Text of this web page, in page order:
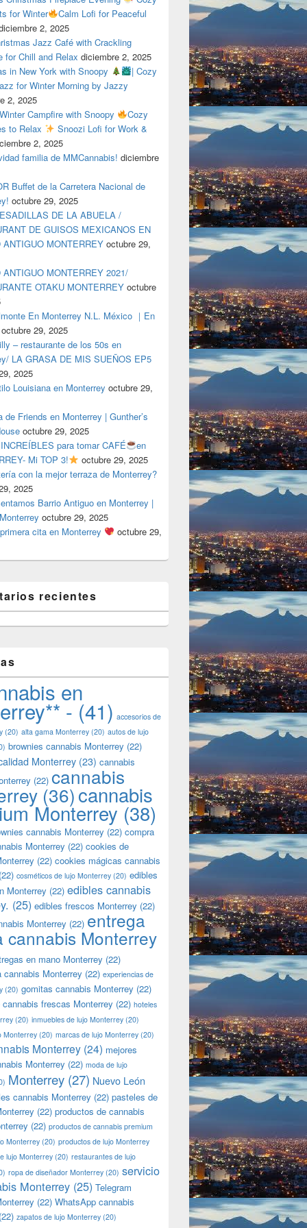
for Winter
Calm Lofi for Peaceful
2, 2025
Jazz Café with Crackling
for Chill and Relax diciembre 2, 2025
in New York with Snoopy
| Cozy
for Winter Morning by Jazzy
2, 2025
Campfire with Snoopy
Cozy
to Relax
Snoozi Lofi for Work &
2, 2025
familia de MMCannabis! diciembre
Buffet de la Carretera Nacional de
octubre 29, 2025
DE LA ABUELA /
DE GUISOS MEXICANOS EN
ANTIGUO MONTERREY octubre 29,
ANTIGUO MONTERREY 2021/
OTAKU MONTERREY octubre
En Monterrey N.L. México ｜En
octubre 29, 2025
– restaurante de los 50s en
LA GRASA DE MIS SUEÑOS EP5
2025
Louisiana en Monterrey octubre 29,
de Friends en Monterrey | Gunther’s
octubre 29, 2025
para tomar CAFÉ
en
Mi TOP 3!
octubre 29, 2025
con la mejor terraza de Monterrey?
2025
Barrio Antiguo en Monterrey |
octubre 29, 2025
cita en Monterrey
octubre 29,
recientes
en
- (41) accesorios de
(20) alta gama Monterrey (20) autos de lujo
brownies cannabis Monterrey (22)
Monterrey (23) cannabis
(22) cannabis
(36)cannabis
Monterrey (38)
cannabis Monterrey (22) compra
Monterrey (22) cookies de
(22) cookies mágicas cannabis
(22) cosméticos de lujo Monterrey (20) edibles
Monterrey (22) edibles cannabis
(25) edibles frescos Monterrey (22)
Monterrey (22) entrega
cannabis Monterrey
en mano Monterrey (22)
cannabis Monterrey (22) experiencias de
(20) gomitas cannabis Monterrey (22)
frescas Monterrey (22) hoteles
(20) inmuebles de lujo Monterrey (20)
Monterrey (20) marcas de lujo Monterrey (20)
Monterrey (24) mejores
Monterrey (22) moda de lujo
Monterrey (27) Nuevo León
cannabis Monterrey (22) pasteles de
(22) productos de cannabis
(22) productos de cannabis premium
Monterrey(20) productos de lujo Monterrey
lujo Monterrey (20) restaurantes de lujo
ropa de diseñador Monterrey (20) servicio
Monterrey (25) Telegram
(22) WhatsApp cannabis
(22) zapatos de lujo Monterrey (20)